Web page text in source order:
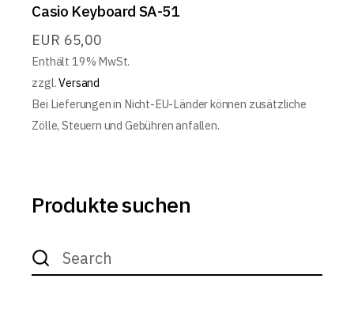
Casio Keyboard SA-51
EUR 65,00
Enthält 19% MwSt.
zzgl.Versand
Bei Lieferungen in Nicht-EU-Länder können zusätzliche
Zölle, Steuern und Gebühren anfallen.
Produkte suchen
Search
for: